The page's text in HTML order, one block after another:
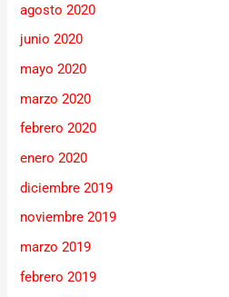
agosto 2020
junio 2020
mayo 2020
marzo 2020
febrero 2020
enero 2020
diciembre 2019
noviembre 2019
marzo 2019
febrero 2019